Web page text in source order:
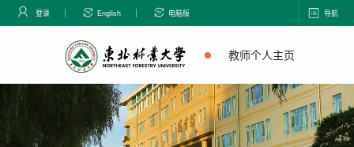
登录 English 电脑版 导航
教师个人主页